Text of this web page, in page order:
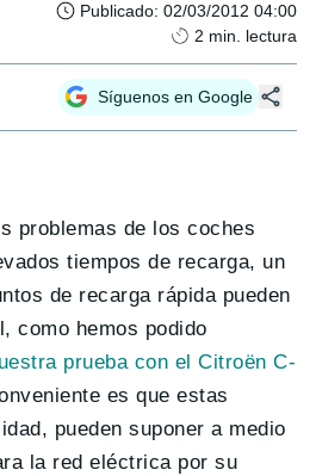
Publicado: 02/03/2012 04:00
2 min. lectura
Síguenos en Google
problemas de los coches
tiempos de recarga, un
de recarga rápida pueden
como hemos podido
prueba con el Citroën C-
es que estas
pueden suponer a medio
la red eléctrica por su